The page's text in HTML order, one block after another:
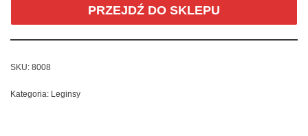
PRZEJDŹ DO SKLEPU
SKU: 8008
Kategoria: Leginsy